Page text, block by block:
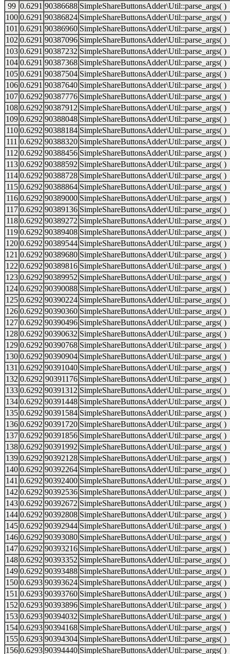
99 0.6291 90386688 SimpleShareButtonsAdder\Util::parse_args( )
100 0.6291 90386824 SimpleShareButtonsAdder\Util::parse_args( )
101 0.6291 90386960 SimpleShareButtonsAdder\Util::parse_args( )
102 0.6291 90387096 SimpleShareButtonsAdder\Util::parse_args( )
103 0.6291 90387232 SimpleShareButtonsAdder\Util::parse_args( )
104 0.6291 90387368 SimpleShareButtonsAdder\Util::parse_args( )
105 0.6291 90387504 SimpleShareButtonsAdder\Util::parse_args( )
106 0.6291 90387640 SimpleShareButtonsAdder\Util::parse_args( )
107 0.6292 90387776 SimpleShareButtonsAdder\Util::parse_args( )
108 0.6292 90387912 SimpleShareButtonsAdder\Util::parse_args( )
109 0.6292 90388048 SimpleShareButtonsAdder\Util::parse_args( )
110 0.6292 90388184 SimpleShareButtonsAdder\Util::parse_args( )
111 0.6292 90388320 SimpleShareButtonsAdder\Util::parse_args( )
112 0.6292 90388456 SimpleShareButtonsAdder\Util::parse_args( )
113 0.6292 90388592 SimpleShareButtonsAdder\Util::parse_args( )
114 0.6292 90388728 SimpleShareButtonsAdder\Util::parse_args( )
115 0.6292 90388864 SimpleShareButtonsAdder\Util::parse_args( )
116 0.6292 90389000 SimpleShareButtonsAdder\Util::parse_args( )
117 0.6292 90389136 SimpleShareButtonsAdder\Util::parse_args( )
118 0.6292 90389272 SimpleShareButtonsAdder\Util::parse_args( )
119 0.6292 90389408 SimpleShareButtonsAdder\Util::parse_args( )
120 0.6292 90389544 SimpleShareButtonsAdder\Util::parse_args( )
121 0.6292 90389680 SimpleShareButtonsAdder\Util::parse_args( )
122 0.6292 90389816 SimpleShareButtonsAdder\Util::parse_args( )
123 0.6292 90389952 SimpleShareButtonsAdder\Util::parse_args( )
124 0.6292 90390088 SimpleShareButtonsAdder\Util::parse_args( )
125 0.6292 90390224 SimpleShareButtonsAdder\Util::parse_args( )
126 0.6292 90390360 SimpleShareButtonsAdder\Util::parse_args( )
127 0.6292 90390496 SimpleShareButtonsAdder\Util::parse_args( )
128 0.6292 90390632 SimpleShareButtonsAdder\Util::parse_args( )
129 0.6292 90390768 SimpleShareButtonsAdder\Util::parse_args( )
130 0.6292 90390904 SimpleShareButtonsAdder\Util::parse_args( )
131 0.6292 90391040 SimpleShareButtonsAdder\Util::parse_args( )
132 0.6292 90391176 SimpleShareButtonsAdder\Util::parse_args( )
133 0.6292 90391312 SimpleShareButtonsAdder\Util::parse_args( )
134 0.6292 90391448 SimpleShareButtonsAdder\Util::parse_args( )
135 0.6292 90391584 SimpleShareButtonsAdder\Util::parse_args( )
136 0.6292 90391720 SimpleShareButtonsAdder\Util::parse_args( )
137 0.6292 90391856 SimpleShareButtonsAdder\Util::parse_args( )
138 0.6292 90391992 SimpleShareButtonsAdder\Util::parse_args( )
139 0.6292 90392128 SimpleShareButtonsAdder\Util::parse_args( )
140 0.6292 90392264 SimpleShareButtonsAdder\Util::parse_args( )
141 0.6292 90392400 SimpleShareButtonsAdder\Util::parse_args( )
142 0.6292 90392536 SimpleShareButtonsAdder\Util::parse_args( )
143 0.6292 90392672 SimpleShareButtonsAdder\Util::parse_args( )
144 0.6292 90392808 SimpleShareButtonsAdder\Util::parse_args( )
145 0.6292 90392944 SimpleShareButtonsAdder\Util::parse_args( )
146 0.6292 90393080 SimpleShareButtonsAdder\Util::parse_args( )
147 0.6292 90393216 SimpleShareButtonsAdder\Util::parse_args( )
148 0.6292 90393352 SimpleShareButtonsAdder\Util::parse_args( )
149 0.6292 90393488 SimpleShareButtonsAdder\Util::parse_args( )
150 0.6293 90393624 SimpleShareButtonsAdder\Util::parse_args( )
151 0.6293 90393760 SimpleShareButtonsAdder\Util::parse_args( )
152 0.6293 90393896 SimpleShareButtonsAdder\Util::parse_args( )
153 0.6293 90394032 SimpleShareButtonsAdder\Util::parse_args( )
154 0.6293 90394168 SimpleShareButtonsAdder\Util::parse_args( )
155 0.6293 90394304 SimpleShareButtonsAdder\Util::parse_args( )
156 0.6293 90394440 SimpleShareButtonsAdder\Util::parse_args( )